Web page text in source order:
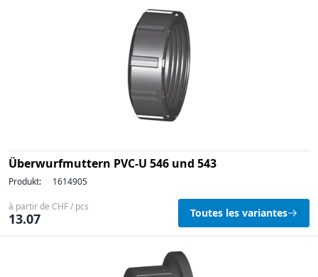
Überwurfmuttern PVC-U 546 und 543
Produkt: 1614905
à partir de CHF / pcs
13.07 Toutes les variantes